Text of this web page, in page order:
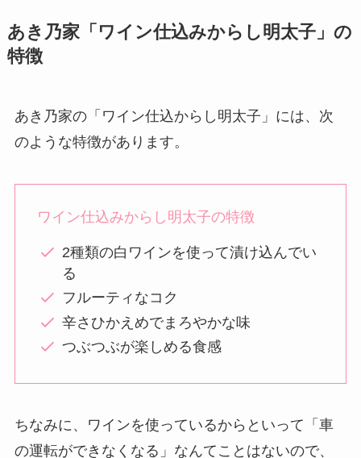
あき乃家「ワイン仕込みからし明太子」の
特徴
あき乃家の「ワイン仕込からし明太子」には、次
のような特徴があります。
ワイン仕込みからし明太子の特徴
2種類の白ワインを使って漬け込んでい
る
フルーティなコク
辛さひかえめでまろやかな味
つぶつぶが楽しめる食感
ちなみに、ワインを使っているからといって「車
の運転ができなくなる」なんてことはないので、